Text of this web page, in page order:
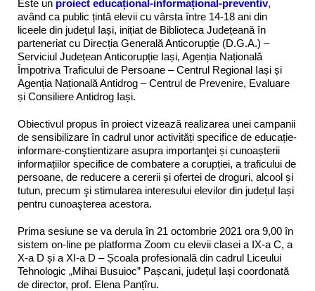
Este un proiect educațional-informațional-preventiv,
având ca public țintă elevii cu vârsta între 14-18 ani din
liceele din județul Iași, inițiat de Biblioteca Județeană în
parteneriat cu Direcția Generală Anticorupție (D.G.A.) –
Serviciul Județean Anticorupție Iași, Agenția Națională
Împotriva Traficului de Persoane – Centrul Regional Iași și
Agenția Națională Antidrog – Centrul de Prevenire, Evaluare
și Consiliere Antidrog Iași.
Obiectivul propus în proiect vizează realizarea unei campanii
de sensibilizare în cadrul unor activități specifice de educație-
informare-conştientizare asupra importanţei și cunoașterii
informațiilor specifice de combatere a corupției, a traficului de
persoane, de reducere a cererii și ofertei de droguri, alcool și
tutun, precum şi stimularea interesului elevilor din județul Iași
pentru cunoaşterea acestora.
Prima sesiune se va derula în 21 octombrie 2021 ora 9,00 în
sistem on-line pe platforma Zoom cu elevii clasei a IX-a C, a
X-a D și a XI-a D – Școala profesională din cadrul Liceului
Tehnologic „Mihai Busuioc” Pașcani, județul Iași coordonată
de director, prof. Elena Panțîru.